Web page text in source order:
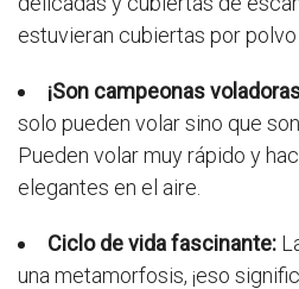
estuvieran cubiertas por polvo
¡Son campeonas
solo pueden volar sino que
Pueden volar muy rápido y
elegantes en el aire.
Ciclo de vida fascinante:
una metamorfosis, ¡eso